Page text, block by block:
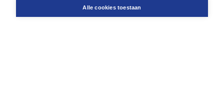
Alle cookies toestaan